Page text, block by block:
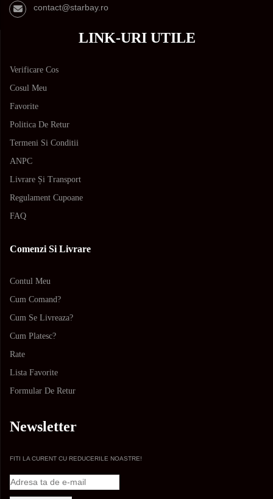
contact@starbay.ro
LINK-URI UTILE
Verificare Cos
Cosul Meu
Favorite
Politica De Retur
Termeni Si Conditii
ANPC
Livrare Și Transport
Regulament Cupoane
FAQ
Comenzi Si Livrare
Contul Meu
Cum Comand?
Cum Se Livreaza?
Cum Platesc?
Rate
Lista Favorite
Formular De Retur
Newsletter
FITI LA CURENT CU REDUCERILE NOASTRE!